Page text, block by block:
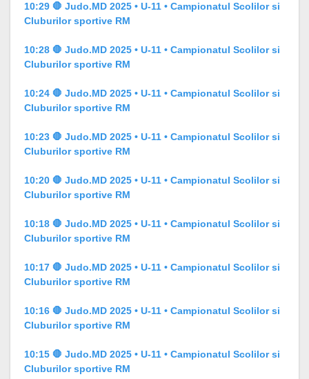
10:29 🛑 Judo.MD 2025 • U-11 • Campionatul Scolilor si
Cluburilor sportive RM
10:28 🛑 Judo.MD 2025 • U-11 • Campionatul Scolilor si
Cluburilor sportive RM
10:24 🛑 Judo.MD 2025 • U-11 • Campionatul Scolilor si
Cluburilor sportive RM
10:23 🛑 Judo.MD 2025 • U-11 • Campionatul Scolilor si
Cluburilor sportive RM
10:20 🛑 Judo.MD 2025 • U-11 • Campionatul Scolilor si
Cluburilor sportive RM
10:18 🛑 Judo.MD 2025 • U-11 • Campionatul Scolilor si
Cluburilor sportive RM
10:17 🛑 Judo.MD 2025 • U-11 • Campionatul Scolilor si
Cluburilor sportive RM
10:16 🛑 Judo.MD 2025 • U-11 • Campionatul Scolilor si
Cluburilor sportive RM
10:15 🛑 Judo.MD 2025 • U-11 • Campionatul Scolilor si
Cluburilor sportive RM